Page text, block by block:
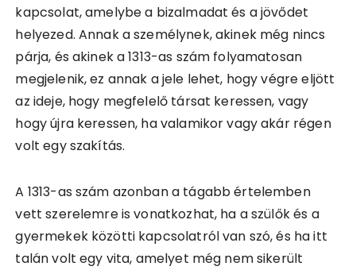
kapcsolat, amelybe a bizalmadat és a jövődet
helyezed. Annak a személynek, akinek még nincs
párja, és akinek a 1313-as szám folyamatosan
megjelenik, ez annak a jele lehet, hogy végre eljött
az ideje, hogy megfelelő társat keressen, vagy
hogy újra keressen, ha valamikor vagy akár régen
volt egy szakítás.
A 1313-as szám azonban a tágabb értelemben
vett szerelemre is vonatkozhat, ha a szülők és a
gyermekek közötti kapcsolatról van szó, és ha itt
talán volt egy vita, amelyet még nem sikerült